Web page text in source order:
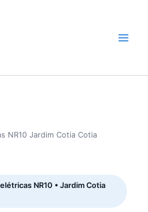
NR10 Jardim Cotia Cotia
NR10 • Jardim Cotia